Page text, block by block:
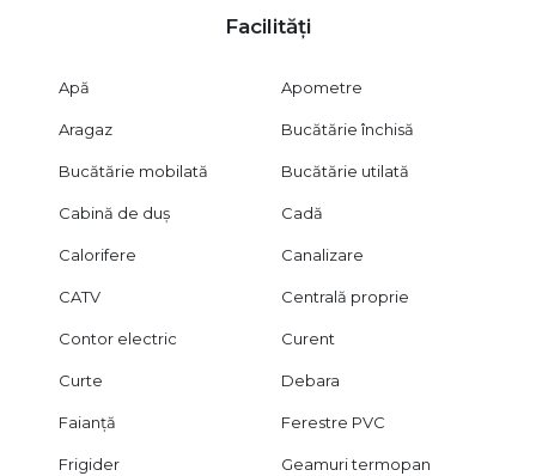
Facilități
Apă Apometre
Aragaz Bucătărie închisă
Bucătărie mobilată Bucătărie utilată
Cabină de duș Cadă
Calorifere Canalizare
CATV Centrală proprie
Contor electric Curent
Curte Debara
Faianță Ferestre PVC
Frigider Geamuri termopan